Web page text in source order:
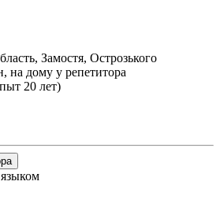
Замостя, Острозького
на дому у репетитора
20 лет)